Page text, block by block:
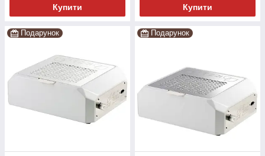
Купити Купити
Подарунок Подарунок